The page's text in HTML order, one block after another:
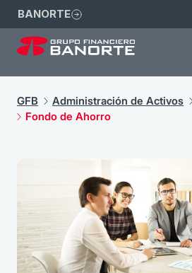
BANORTE
GFB Administración de Activos
Fondo de Ahorro